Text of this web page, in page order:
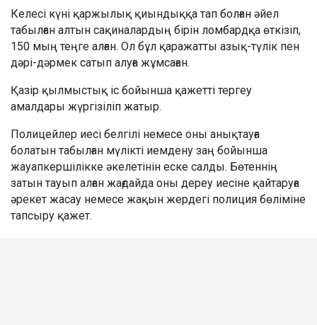
Келесі күні қаржылық қиындыққа тап болған әйел
табылған алтын сақиналардың бірін ломбардқа өткізіп,
150 мың теңге алған. Ол бұл қаражатты азық-түлік пен
дәрі-дәрмек сатып алуға жұмсаған.
Қазір қылмыстық іс бойынша қажетті тергеу
амалдары жүргізіліп жатыр.
Полицейлер иесі белгілі немесе оны анықтауға
болатын табылған мүлікті иемдену заң бойынша
жауапкершілікке әкелетінін еске салды. Бөтеннің
затын тауып алған жағдайда оны дереу иесіне қайтаруға
әрекет жасау немесе жақын жердегі полиция бөліміне
тапсыру қажет.